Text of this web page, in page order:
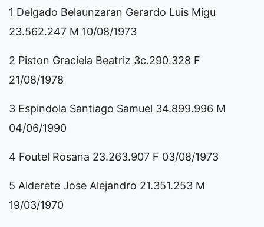
1 Delgado Belaunzaran Gerardo Luis Migu
23.562.247 M 10/08/1973
2 Piston Graciela Beatriz 3c.290.328 F
21/08/1978
3 Espindola Santiago Samuel 34.899.996 M
04/06/1990
4 Foutel Rosana 23.263.907 F 03/08/1973
5 Alderete Jose Alejandro 21.351.253 M
19/03/1970